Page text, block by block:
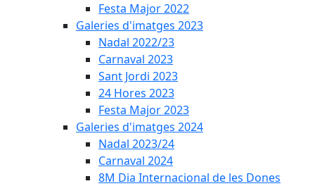
Festa Major 2022
Galeries d'imatges 2023
Nadal 2022/23
Carnaval 2023
Sant Jordi 2023
24 Hores 2023
Festa Major 2023
Galeries d'imatges 2024
Nadal 2023/24
Carnaval 2024
8M Dia Internacional de les Dones